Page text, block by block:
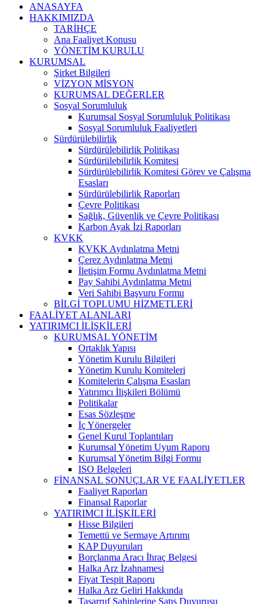
ANASAYFA
HAKKIMIZDA
TARİHÇE
Ana Faaliyet Konusu
YÖNETİM KURULU
KURUMSAL
Şirket Bilgileri
VİZYON MİSYON
KURUMSAL DEĞERLER
Sosyal Sorumluluk
Kurumsal Sosyal Sorumluluk Politikası
Sosyal Sorumluluk Faaliyetleri
Sürdürülebilirlik
Sürdürülebilirlik Politikası
Sürdürülebilirlik Komitesi
Sürdürülebilirlik Komitesi Görev ve Çalışma
Esasları
Sürdürülebilirlik Raporları
Çevre Politikası
Sağlık, Güvenlik ve Çevre Politikası
Karbon Ayak İzi Raporları
KVKK
KVKK Aydınlatma Metni
Çerez Aydınlatma Metni
İletişim Formu Aydınlatma Metni
Pay Sahibi Aydınlatma Metni
Veri Sahibi Başvuru Formu
BİLGİ TOPLUMU HİZMETLERİ
FAALİYET ALANLARI
YATIRIMCI İLİŞKİLERİ
KURUMSAL YÖNETİM
Ortaklık Yapısı
Yönetim Kurulu Bilgileri
Yönetim Kurulu Komiteleri
Komitelerin Çalışma Esasları
Yatırımcı İlişkileri Bölümü
Politikalar
Esas Sözleşme
İç Yönergeler
Genel Kurul Toplantıları
Kurumsal Yönetim Uyum Raporu
Kurumsal Yönetim Bilgi Formu
ISO Belgeleri
FİNANSAL SONUÇLAR VE FAALİYETLER
Faaliyet Raporları
Finansal Raporlar
YATIRIMCI İLİŞKİLERİ
Hisse Bilgileri
Temettü ve Sermaye Artırımı
KAP Duyuruları
Borçlanma Aracı İhraç Belgesi
Halka Arz İzahnamesi
Fiyat Tespit Raporu
Halka Arz Geliri Hakkında
Tasarruf Sahiplerine Satış Duyurusu